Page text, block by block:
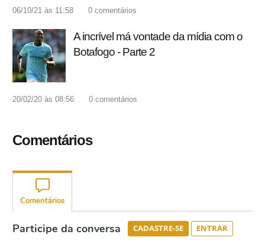
06/10/21 às 11:58 0 comentários
A incrível má vontade da mídia com o
Botafogo - Parte 2
20/02/20 às 08:56 0 comentários
Comentários